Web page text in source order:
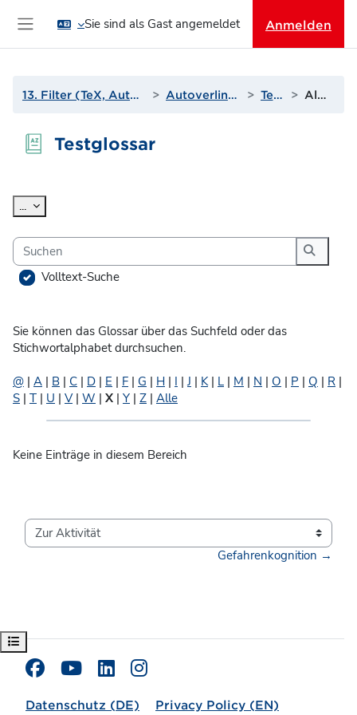
Sie sind als Gast angemeldet Anmelden
Kursindex öffnen
13. Filter (TeX, Autoverlinkungen und mehr) Autoverlinkung zu Glossaren Testglossar Alphabetisch
Testglossar
... Einträge exportieren
Suchen
Suchen
Volltext-Suche
Sie können das Glossar über das Suchfeld oder das
Stichwortalphabet durchsuchen.
@ | A | B | C | D | E | F | G | H | I |J | K| L | M | N | O | P | Q | R |
S | T | U | V| W | X | Y | Z | Alle
Keine Einträge in diesem Bereich
Zur Aktivität
Gefahrenkognition →
Datenschutz (DE) Privacy Policy (EN)